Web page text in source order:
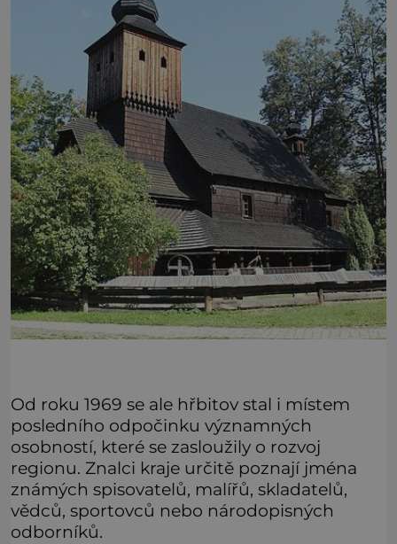
Od roku 1969 se ale hřbitov stal i místem
posledního odpočinku významných
osobností, které se zasloužily o rozvoj
regionu. Znalci kraje určitě poznají jména
známých spisovatelů, malířů, skladatelů,
vědců, sportovců nebo národopisných
odborníků.